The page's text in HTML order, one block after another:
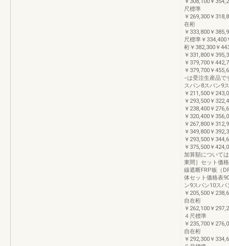
尺標準
￥269,300￥
在桁
￥333,800￥
尺標準￥334,400
桁￥382,300￥
￥331,800￥
￥379,700￥
￥379,700￥
−は受注生産品で
スパン8スパン9
￥211,500￥
￥293,500￥
￥238,400￥
￥320,400￥
￥267,800￥
￥349,800￥
￥293,500￥
￥375,500￥
加算額について
東間］セット価
線遮断FRP板（
体セット価格表
ン9スパン10ス
￥205,500￥
自在桁
￥262,100￥
４尺標準
￥235,700￥
自在桁
￥292,300￥